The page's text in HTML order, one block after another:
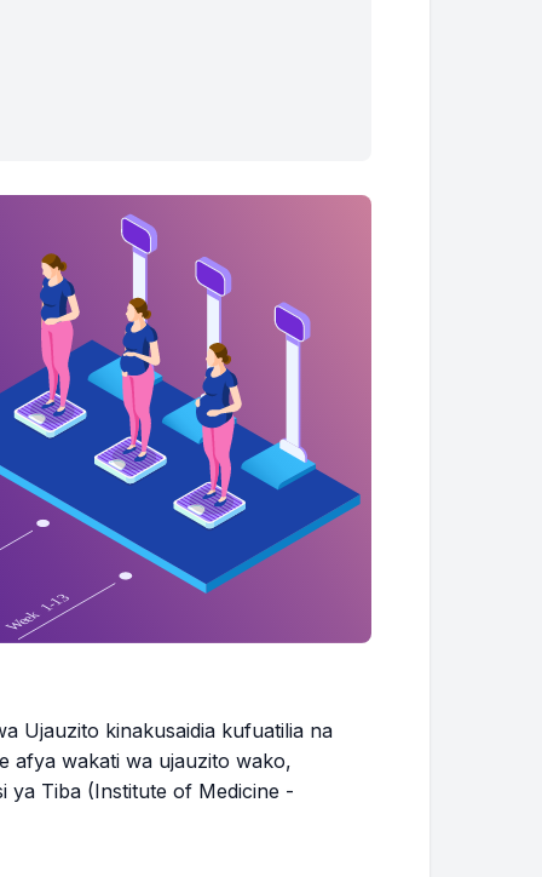
0.9 - 3.7 lbs
1.0 - 4.0 lbs
1.1 - 4.4 lbs
2.0 - 5.5 lbs
2.9 - 6.7 lbs
3.8 - 7.8 lbs
4.7 - 8.9 lbs
6.4 - 11.2 lbs
7.3 - 12.3 lbs
Ujauzito kinakusaidia kufuatilia na
afya wakati wa ujauzito wako,
ya Tiba (Institute of Medicine -